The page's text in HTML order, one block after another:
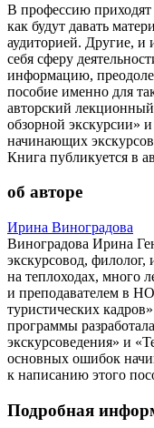
В профессию
как будут давать
аудиторией. Другие,
себя сферу
информацию,
пособие именно для
авторский
обзорной экскурсии»
начинающих
Книга публикуется в
об авторе
Ирина Виноградова
Виноградова Ирина
экскурсовод, филолог,
на теплоходах, много
и преподавателем в
туристических
программы
экскурсоведения» и
основных ошибок
к написанию этого
Подробная